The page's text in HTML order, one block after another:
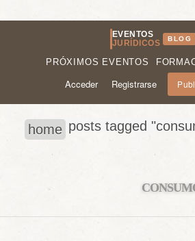
EVENTOS
JURÍDICOS
BLOG
PRÓXIMOS EVENTOS
Acceder Registrarse
home posts tagged